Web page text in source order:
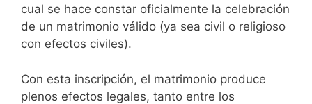
cual se hace constar oficialmente la celebración
de un matrimonio válido (ya sea civil o religioso
con efectos civiles).
Con esta inscripción, el matrimonio produce
plenos efectos legales, tanto entre los